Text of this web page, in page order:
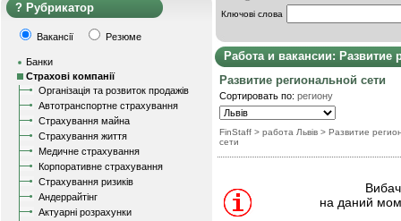
Рубрикатор
Вакансії Резюме
Банки
Страхові компанії
Організація та розвиток продажів
Автотранспортне страхування
Страхування майна
Страхування життя
Медичне страхування
Корпоративне страхування
Страхування ризиків
Андеррайтінг
Актуарні розрахунки
Ключові слова
Работа и вакансии: Развитие
Развитие региональной сети
Сортировать по: региону
FinStaff > работа Львів > Развитие
сети
на даний